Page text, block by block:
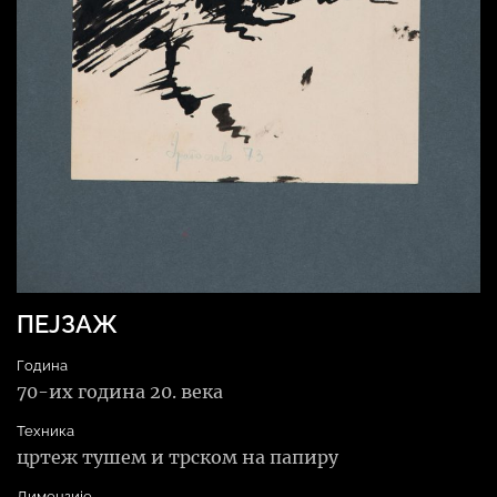
ПЕЈЗАЖ
Година
70-их година 20. века
Техника
цртеж тушем и трском на папиру